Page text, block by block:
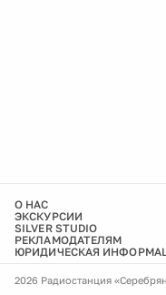
О НАС
ЭКСКУРСИИ
SILVER STUDIO
РЕКЛАМОДАТЕЛЯМ
ЮРИДИЧЕСКАЯ
2026 Радиостанция